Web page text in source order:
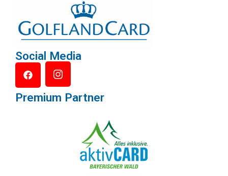
Social Media
Premium Partner